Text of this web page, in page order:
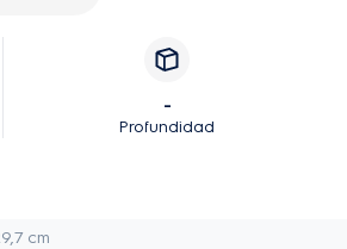
-
Profundidad
cm